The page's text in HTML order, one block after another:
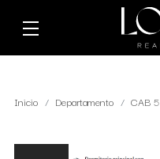
Inicio Departamento CAB 5